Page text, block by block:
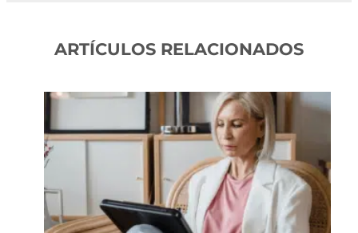
ARTÍCULOS RELACIONADOS